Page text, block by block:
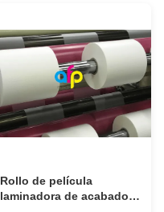
Rollo de película
laminadora de acabado